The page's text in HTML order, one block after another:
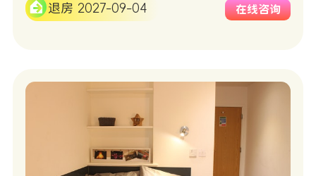
退房 2027-09-04 在线咨询